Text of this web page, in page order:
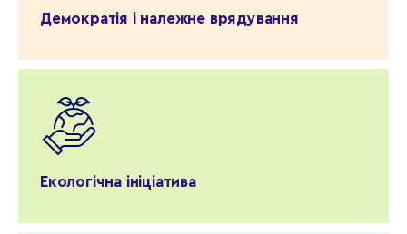
Демократія і належне врядування
Екологічна ініціатива